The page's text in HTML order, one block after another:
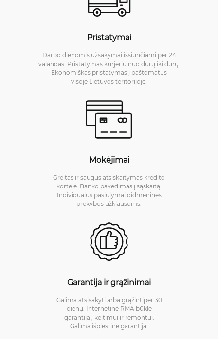
Pristatymai
Darbo dienomis užsakymai išsiunčiami per 24
valandas. Pristatymas kurjeriu nuo durų iki durų.
Ekonomiškas pristatymas į paštomatus
visoje Lietuvos teritorijoje.
Mokėjimai
Greitas ir saugus atsiskaitymas kredito
kortele. Banko pavedimas į sąskaitą.
Individualūs pasiūlymai didmeninės
prekybos užklausoms.
Garantija ir grąžinimai
Galima atsisakyti arba grąžintiper 30
dienų. Internetinė RMA būklė
garantijai, keitimui ir remontui.
Galima išplėstinė garantija.